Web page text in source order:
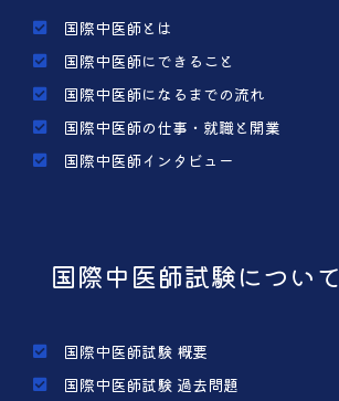
国際中医師とは
国際中医師にできること
国際中医師になるまでの流れ
国際中医師の仕事・就職と開業
国際中医師インタビュー
国際中医師試験について
国際中医師試験 概要
国際中医師試験 過去問題